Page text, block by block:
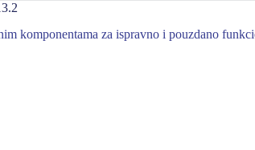
komponentama za ispravno i pouzdano